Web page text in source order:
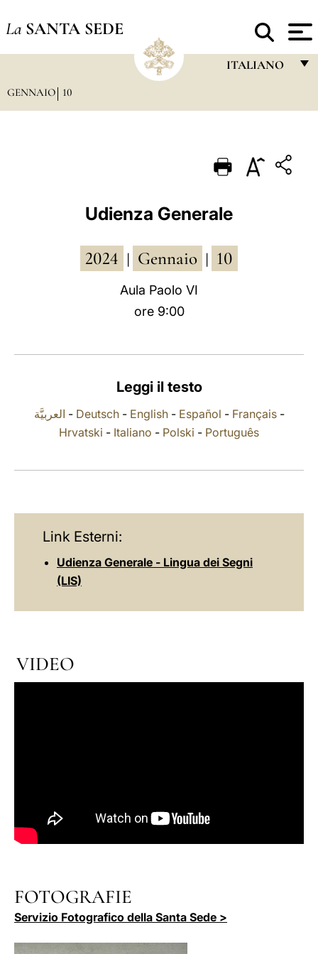
La SANTA SEDE
ITALIANO
PORTUGUÊS
POLSKI
GENNAIO 10
Udienza Generale
2024 Gennaio 10
Aula Paolo VI
ore 9:00
Leggi il testo
العربيَّة - Deutsch- English- Español - Français-
Hrvatski - Italiano - Polski - Português
Link Esterni:
Udienza Generale - Lingua dei Segni
(LIS)
VIDEO
FOTOGRAFIE
Servizio Fotografico della Santa Sede >